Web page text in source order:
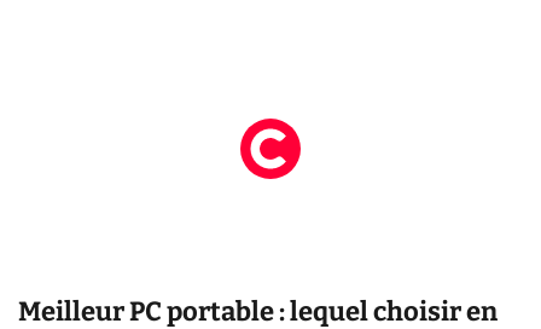
Meilleur PC portable : lequel choisir en